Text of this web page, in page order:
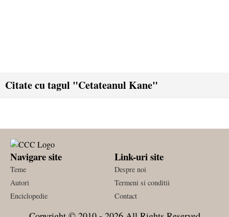
Citate cu tagul "Cetateanul Kane"
Navigare site
Teme
Autori
Enciclopedie
Link-uri site
Despre noi
Termeni si conditii
Contact